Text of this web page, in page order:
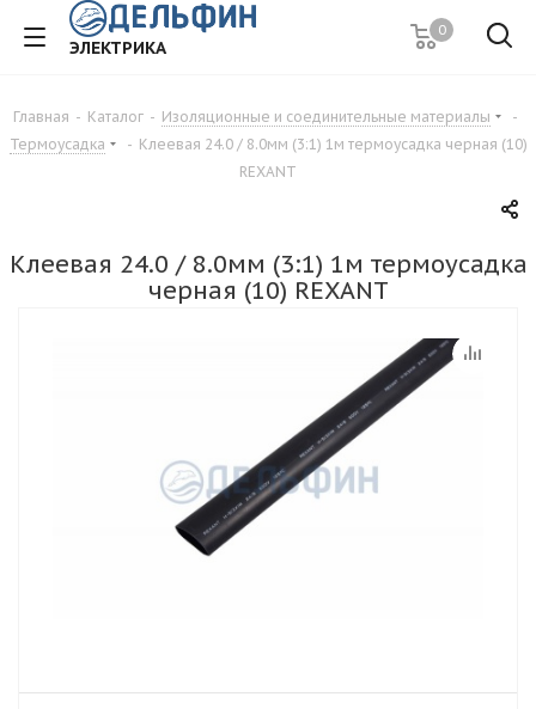
ЭЛЕКТРИКА
0
Главная - Каталог - Изоляционные и соединительные материалы
-
Термоусадка
- Клеевая 24.0 / 8.0мм (3:1) 1м термоусадка черная (10)
REXANT
Клеевая 24.0 / 8.0мм (3:1) 1м термоусадка
черная (10) REXANT